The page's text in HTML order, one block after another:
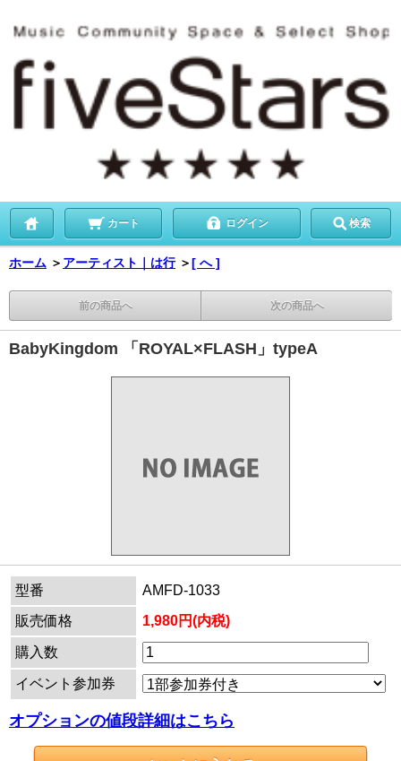
カート ログイン 検索
ホーム ＞ アーティスト｜は行 ＞[ へ ]
前の商品へ 次の商品へ
BabyKingdom 「ROYAL×FLASH」typeA
型番
AMFD-1033
販売価格
1,980円(内税)
購入数
イベント参加券
オプションの値段詳細はこちら